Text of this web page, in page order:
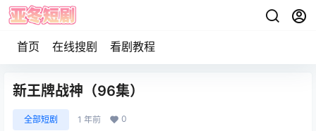
首页 在线搜剧 看剧教程
新王牌战神（96集）
全部短剧 1 年前 0